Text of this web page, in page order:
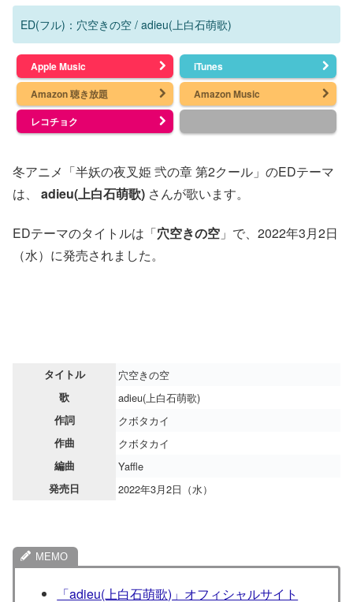
ED(フル)：穴空きの空 / adieu(上白石萌歌)
Apple Music
iTunes
Amazon 聴き放題
Amazon Music
レコチョク
冬アニメ「半妖の夜叉姫 弐の章 第2クール」のEDテーマ
は、 adieu(上白石萌歌) さんが歌います。
EDテーマのタイトルは「穴空きの空 」で、2022年3月2日
（水）に発売されました。
タイトル 穴空きの空
歌 adieu(上白石萌歌)
作詞 クボタカイ
作曲 クボタカイ
編曲 Yaffle
発売日 2022年3月2日（水）
「adieu(上白石萌歌)」オフィシャルサイト